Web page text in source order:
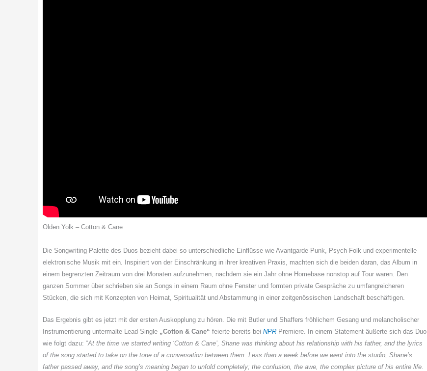
Olden Yolk – Cotton & Cane
Die Songwriting-Palette des Duos bezieht dabei so unterschiedliche Einflüsse wie Avantgarde-Punk, Psych-Folk und experimentelle
elektronische Musik mit ein. Inspiriert von der Einschränkung in ihrer kreativen Praxis, machten sich die beiden daran, das Album in
einem begrenzten Zeitraum von drei Monaten aufzunehmen, nachdem sie ein Jahr ohne Homebase nonstop auf Tour waren. Den
ganzen Sommer über schrieben sie an Songs in einem Raum ohne Fenster und formten private Gespräche zu umfangreicheren
Stücken, die sich mit Konzepten von Heimat, Spiritualität und Abstammung in einer zeitgenössischen Landschaft beschäftigen.
Das Ergebnis gibt es jetzt mit der ersten Auskopplung zu hören. Die mit Butler und Shaffers fröhlichem Gesang und melancholischer
Instrumentierung untermalte Lead-Single „Cotton & Cane“ feierte bereits bei NPR Premiere. In einem Statement äußerte sich das Duo
wie folgt dazu: “At the time we started writing ‘Cotton & Cane’, Shane was thinking about his relationship with his father, and the lyrics
of the song started to take on the tone of a conversation between them. Less than a week before we went into the studio, Shane’s
father passed away, and the song’s meaning began to unfold completely; the confusion, the awe, the complex picture of his entire life.